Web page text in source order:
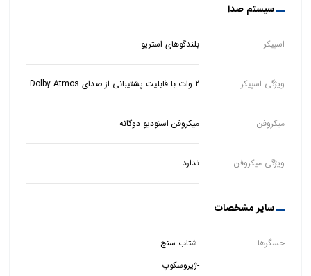
سیستم صدا
اسپیکر بلندگوهای استریو
ویژگی اسپیکر 2 وات با قابلیت پشتیبانی از صدای Dolby Atmos
میکروفن میکروفن استودیو دوگانه
ویژگی میکروفن ندارد
سایر مشخصات
حسگرها